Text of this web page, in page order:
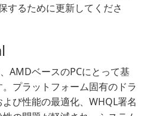
するために更新してくださ
AMDベースのPCにとって基
プラットフォーム固有のドラ
び性能の最適化、WHQL署名